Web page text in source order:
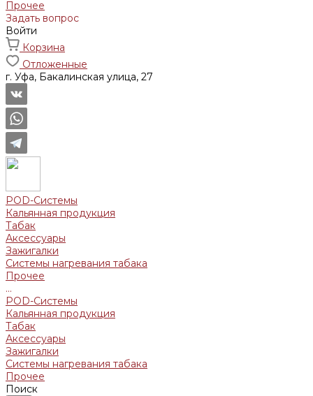
Прочее
Задать вопрос
Войти
Корзина
Отложенные
г. Уфа, Бакалинская улица, 27
POD-Системы
Кальянная продукция
Табак
Аксессуары
Зажигалки
Системы нагревания табака
Прочее
...
POD-Системы
Кальянная продукция
Табак
Аксессуары
Зажигалки
Системы нагревания табака
Прочее
Поиск